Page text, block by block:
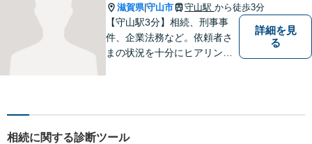
滋賀県|守山市 守山駅 から徒歩3分
【守山駅3分】相続、刑事事
件、企業法務など。依頼者さ
まの状況を十分にヒアリング
ます。お気軽にご相談くださ
詳細を見
る
相続に関する診断ツール